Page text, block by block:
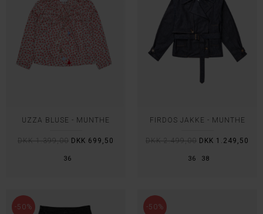
36
UZZA BLUSE - MUNTHE
DKK 1.399,00 DKK 699,50
36 38
FIRDOS JAKKE - MUNTHE
DKK 2.499,00 DKK 1.249,50
-50% -50%